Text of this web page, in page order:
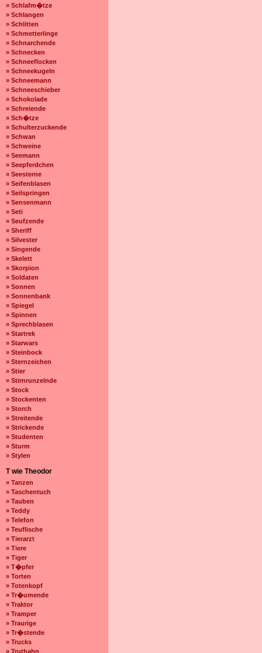
» Schlafm�tze
» Schlangen
» Schlitten
» Schmetterlinge
» Schnarchende
» Schnecken
» Schneeflocken
» Schneekugeln
» Schneemann
» Schneeschieber
» Schokolade
» Schreiende
» Sch�tze
» Schulterzuckende
» Schwan
» Schweine
» Seemann
» Seepferdchen
» Seesterne
» Seifenblasen
» Seilspringen
» Sensenmann
» Seti
» Seufzende
» Sheriff
» Silvester
» Singende
» Skelett
» Skorpion
» Soldaten
» Sonnen
» Sonnenbank
» Spiegel
» Spinnen
» Sprechblasen
» Startrek
» Starwars
» Steinbock
» Sternzeichen
» Stier
» Stirnrunzelnde
» Stock
» Stockenten
» Storch
» Streitende
» Strickende
» Studenten
» Sturm
» Stylen
T wie Theodor
» Tanzen
» Taschentuch
» Tauben
» Teddy
» Telefon
» Teuflische
» Tierarzt
» Tiere
» Tiger
» T�pfer
» Torten
» Totenkopf
» Tr�umende
» Traktor
» Tramper
» Traurige
» Tr�stende
» Trucks
» Truthahn